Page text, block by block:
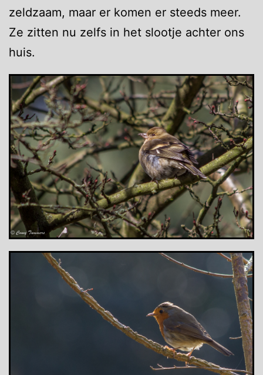
zeldzaam, maar er komen er steeds meer.
Ze zitten nu zelfs in het slootje achter ons
huis.